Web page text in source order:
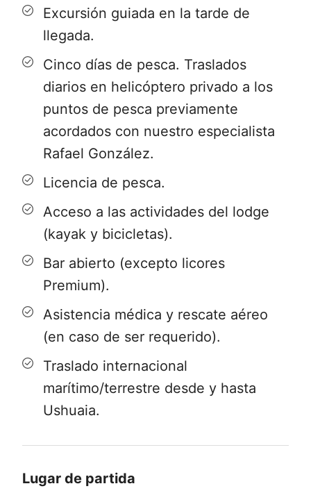
lo llevará a descubrir desde el aire el
Estrecho de Magallanes, los hermosos
glaciares de la Cordillera Darwin,
pequeños canales australes y el Canal
Beagle. (Tiempo de vuelo: entre 50
minutos a 1 hora y 20 minutos,
dependiendo del avión). Recepción en
Lodge.
Desde Ushuaia
Después de efectuar los trámites de
emigración en el puerto de Ushuaia
(Argentina) y pagar el impuesto
portuario, se realizará la navegación a
través del Canal Beagle para llegar,
después de 30 minutos a Puerto
Navarino (Chile). Esta navegación se
efectúa a bordo de una embarcación
En Puerto Navarino lo estará esperando
Excursión guiada en la tarde de
llegada.
Cinco días de pesca. Traslados
diarios en helicóptero privado a los
puntos de pesca previamente
acordados con nuestro especialista
Rafael González.
Licencia de pesca.
Acceso a las actividades del lodge
(kayak y bicicletas).
Bar abierto (excepto licores
Premium).
Asistencia médica y rescate aéreo
(en caso de ser requerido).
Traslado internacional
marítimo/terrestre desde y hasta
Ushuaia.
Lugar de partida